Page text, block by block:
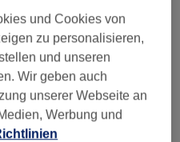
und Cookies von
zu personalisieren,
und unseren
Wir geben auch
unserer Webseite an
Werbung und